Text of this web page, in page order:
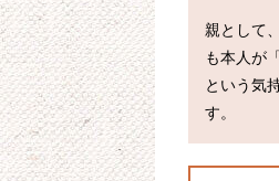
親として
も本人が
という気